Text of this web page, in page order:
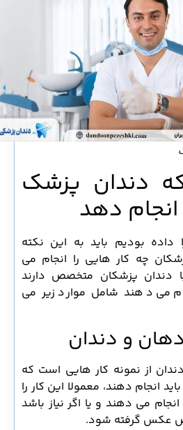
دندان پزشک
دهد
بودیم باید به این نکته
چه کار هایی را انجام می
پزشکان متخصص دارند
دهند شامل موارد زیر می
و دندان
از نمونه کار هایی است که
دهند، معمولا این کار را
می دهند و یا اگر نیاز باشد
گرفته شود.